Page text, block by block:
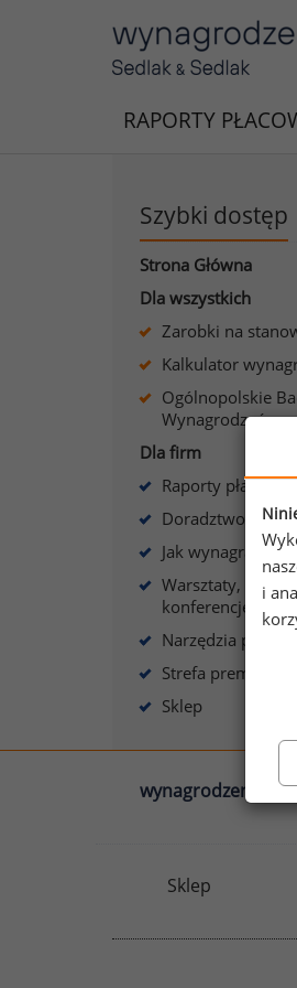
RAPORTY
Szybki dostęp
Strona Główna
Dla wszystkich
Zarobki na
Kalkulator
Ogólnopolskie
Wynagrodzeń
Dla firm
Raporty
Doradztwo
Jak wynagradzać?
Warsztaty,
konferencje
Narzędzia płacowe
Strefa premium
Sklep
wynagrodzenia.pl
Sklep
i